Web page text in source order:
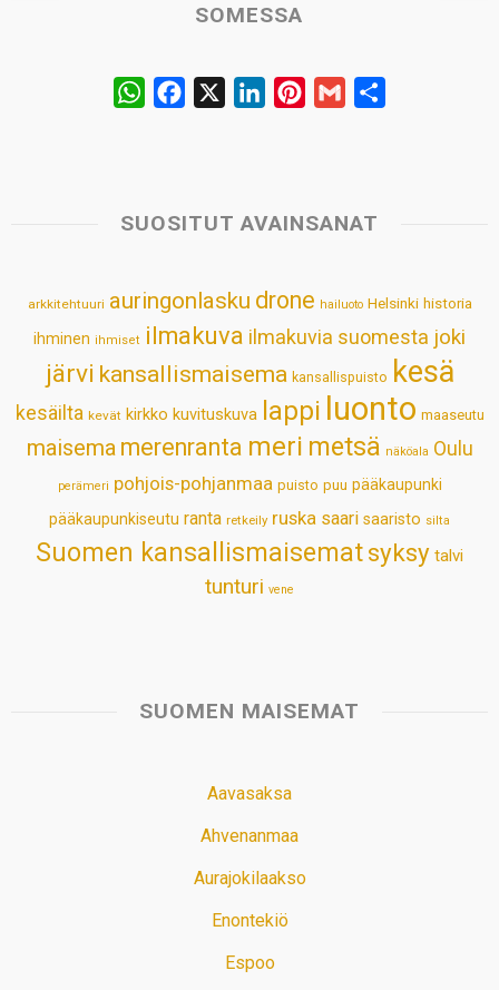
SOMESSA
W
s
p
b
k
e
n
e
s
t
l
SUOSITUT AVAINSANAT
arkkitehtuuri auringonlasku drone hailuoto Helsinki historia
ihminen ihmiset ilmakuva ilmakuvia suomesta joki
järvi kansallismaisema kansallispuisto kesä
kesäilta kevät kirkko kuvituskuva lappi luonto maaseutu
maisema merenranta meri metsä näköala Oulu
perämeri pohjois-pohjanmaa puisto puu pääkaupunki
pääkaupunkiseutu ranta retkeily ruska saari saaristo silta
Suomen kansallismaisematsyksy talvi
tunturi vene
SUOMEN MAISEMAT
Aavasaksa
Ahvenanmaa
Aurajokilaakso
Enontekiö
Espoo